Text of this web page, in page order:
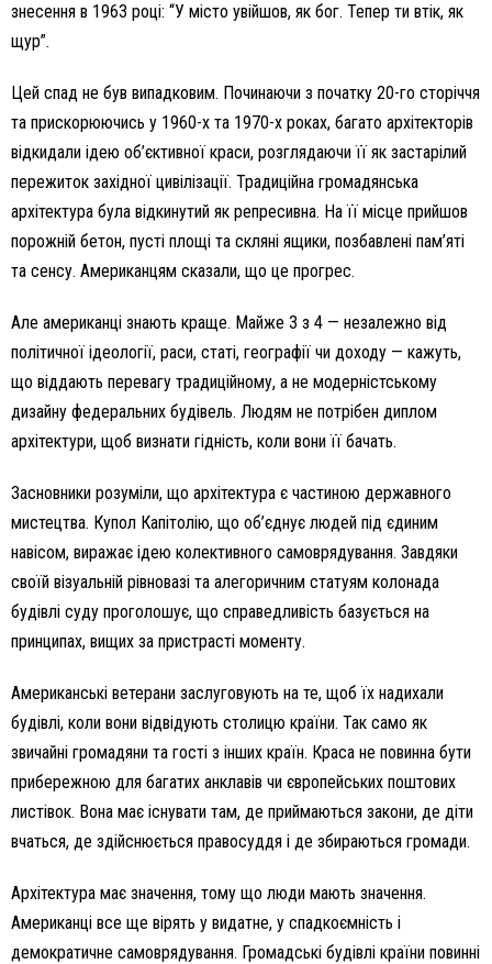
знесення в 1963 році: “У місто увійшов, як бог. Тепер ти втік, як
щур”.
Цей спад не був випадковим. Починаючи з початку 20-го сторіччя
та прискорюючись у 1960-х та 1970-х роках, багато архітекторів
відкидали ідею об’єктивної краси, розглядаючи її як застарілий
пережиток західної цивілізації. Традиційна громадянська
архітектура була відкинутий як репресивна. На її місце прийшов
порожній бетон, пусті площі та скляні ящики, позбавлені пам’яті
та сенсу. Американцям сказали, що це прогрес.
Але американці знають краще. Майже 3 з 4 — незалежно від
політичної ідеології, раси, статі, географії чи доходу — кажуть,
що віддають перевагу традиційному, а не модерністському
дизайну федеральних будівель. Людям не потрібен диплом
архітектури, щоб визнати гідність, коли вони її бачать.
Засновники розуміли, що архітектура є частиною державного
мистецтва. Купол Капітолію, що об’єднує людей під єдиним
навісом, виражає ідею колективного самоврядування. Завдяки
своїй візуальній рівновазі та алегоричним статуям колонада
будівлі суду проголошує, що справедливість базується на
принципах, вищих за пристрасті моменту.
Американські ветерани заслуговують на те, щоб їх надихали
будівлі, коли вони відвідують столицю країни. Так само як
звичайні громадяни та гості з інших країн. Краса не повинна бути
прибережною для багатих анклавів чи європейських поштових
листівок. Вона має існувати там, де приймаються закони, де діти
вчаться, де здійснюється правосуддя і де збираються громади.
Архітектура має значення, тому що люди мають значення.
Американці все ще вірять у видатне, у спадкоємність і
демократичне самоврядування. Громадські будівлі країни повинні